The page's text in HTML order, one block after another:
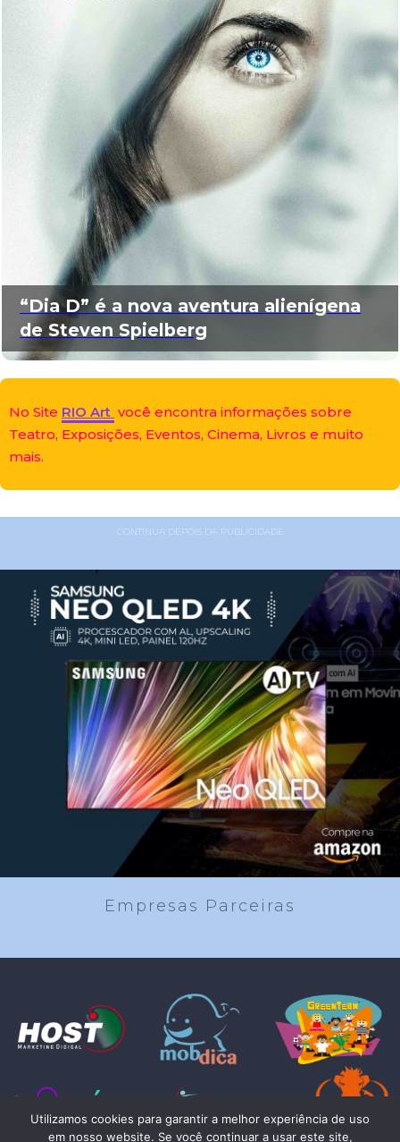
“Dia D” é a nova aventura alienígena
de Steven Spielberg
No Site RIO Art você encontra informações sobre
Teatro, Exposições, Eventos, Cinema, Livros e muito
mais.
CONTINUA DEPOIS DA PUBLICIDADE
Empresas Parceiras
Utilizamos cookies para garantir a melhor experiência de uso
em nosso website. Se você continuar a usar este site,